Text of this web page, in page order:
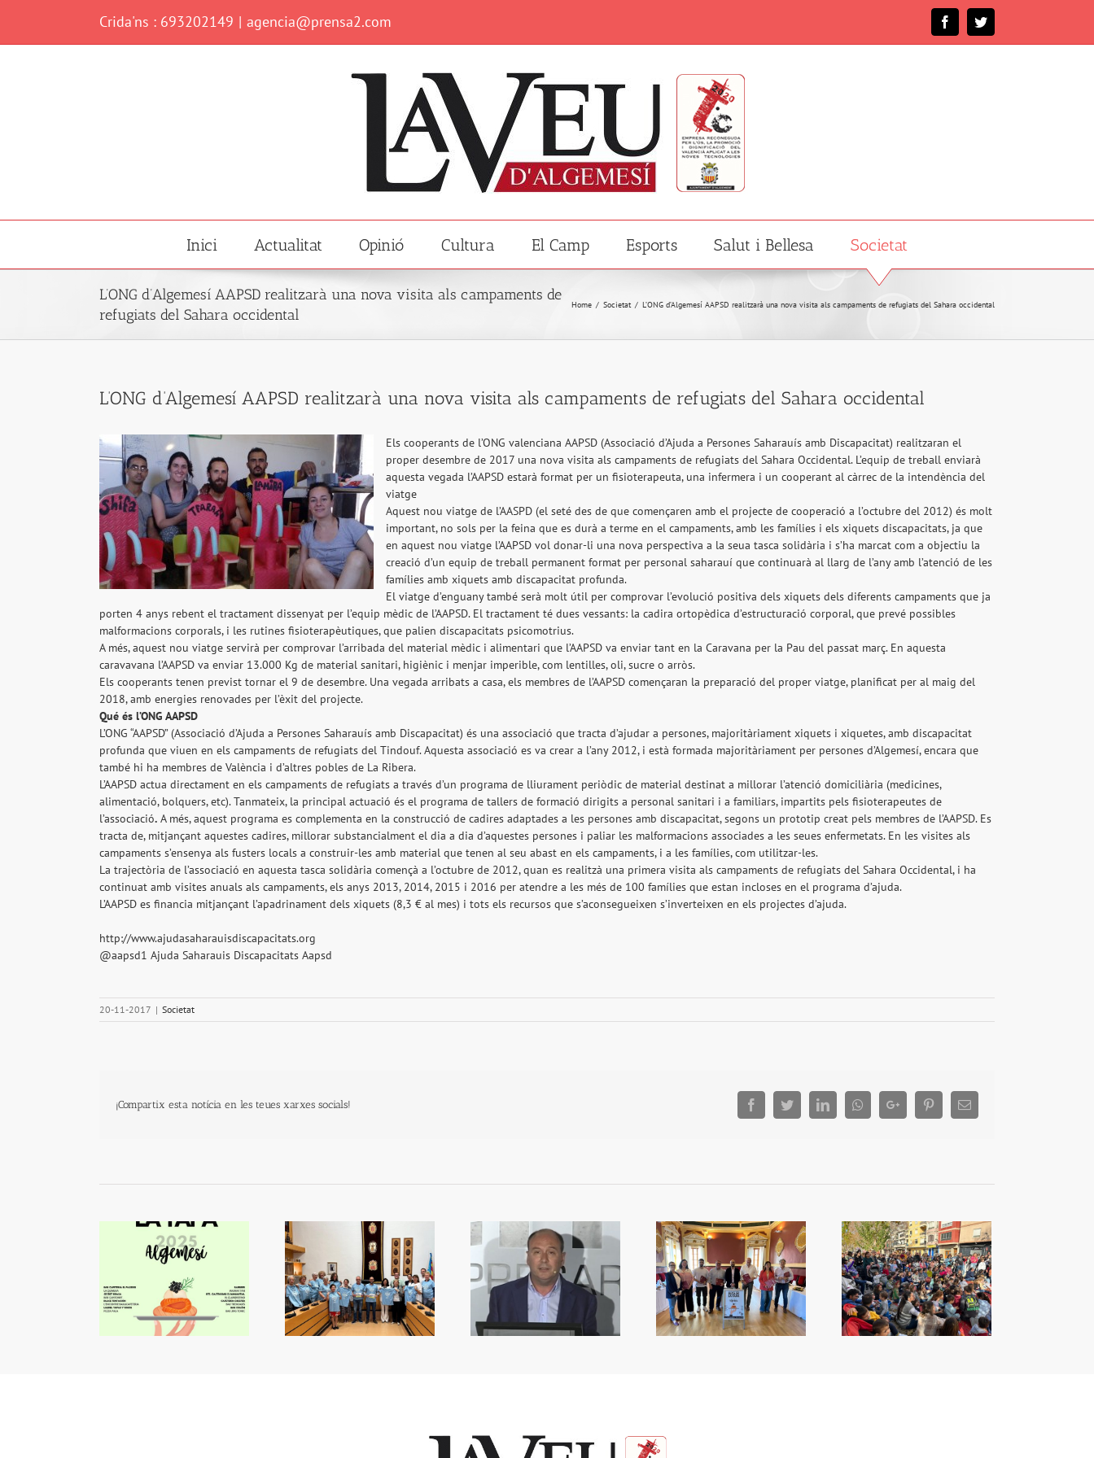
content
Crida'ns : 693202149 | agencia@prensa2.com FacebookTwitter
Inici Actualitat Opinió Cultura El Camp Esports Salut i Bellesa Societat
L’ONG d’Algemesí AAPSD realitzarà una nova visita als campaments de
refugiats del Sahara occidental
Home / Societat / L’ONG d’Algemesí AAPSD realitzarà una nova visita als campaments de refugiats del Sahara occidental
L’ONG d’Algemesí AAPSD realitzarà una nova visita als campaments de refugiats del Sahara occidental
Els cooperants de l’ONG valenciana AAPSD (Associació d’Ajuda a Persones Saharauís amb Discapacitat) realitzaran el
proper desembre de 2017 una nova visita als campaments de refugiats del Sahara Occidental. L’equip de treball enviarà
aquesta vegada l’AAPSD estarà format per un fisioterapeuta, una infermera i un cooperant al càrrec de la intendència del
viatge
Aquest nou viatge de l’AASPD (el seté des de que començaren amb el projecte de cooperació a l’octubre del 2012) és molt
important, no sols per la feina que es durà a terme en el campaments, amb les famílies i els xiquets discapacitats, ja que
en aquest nou viatge l’AAPSD vol donar-li una nova perspectiva a la seua tasca solidària i s’ha marcat com a objectiu la
creació d’un equip de treball permanent format per personal saharauí que continuarà al llarg de l’any amb l’atenció de les
famílies amb xiquets amb discapacitat profunda.
El viatge d’enguany també serà molt útil per comprovar l’evolució positiva dels xiquets dels diferents campaments que ja
porten 4 anys rebent el tractament dissenyat per l’equip mèdic de l’AAPSD. El tractament té dues vessants: la cadira ortopèdica d’estructuració corporal, que prevé possibles
malformacions corporals, i les rutines fisioterapèutiques, que palien discapacitats psicomotrius.
A més, aquest nou viatge servirà per comprovar l’arribada del material mèdic i alimentari que l’AAPSD va enviar tant en la Caravana per la Pau del passat març. En aquesta
caravavana l’AAPSD va enviar 13.000 Kg de material sanitari, higiènic i menjar imperible, com lentilles, oli, sucre o arròs.
Els cooperants tenen previst tornar el 9 de desembre. Una vegada arribats a casa, els membres de l’AAPSD començaran la preparació del proper viatge, planificat per al maig del
2018, amb energies renovades per l’èxit del projecte.
Qué és l’ONG AAPSD
L’ONG “AAPSD” (Associació d’Ajuda a Persones Saharauís amb Discapacitat) és una associació que tracta d’ajudar a persones, majoritàriament xiquets i xiquetes, amb discapacitat
profunda que viuen en els campaments de refugiats del Tindouf. Aquesta associació es va crear a l’any 2012, i està formada majoritàriament per persones d’Algemesí, encara que
també hi ha membres de València i d’altres pobles de La Ribera.
L’AAPSD actua directament en els campaments de refugiats a través d’un programa de lliurament periòdic de material destinat a millorar l’atenció domiciliària (medicines,
alimentació, bolquers, etc). Tanmateix, la principal actuació és el programa de tallers de formació dirigits a personal sanitari i a familiars, impartits pels fisioterapeutes de
l’associació. A més, aquest programa es complementa en la construcció de cadires adaptades a les persones amb discapacitat, segons un prototip creat pels membres de l’AAPSD. Es
tracta de, mitjançant aquestes cadires, millorar substancialment el dia a dia d’aquestes persones i paliar les malformacions associades a les seues enfermetats. En les visites als
campaments s’ensenya als fusters locals a construir-les amb material que tenen al seu abast en els campaments, i a les famílies, com utilitzar-les.
La trajectòria de l’associació en aquesta tasca solidària començà a l’octubre de 2012, quan es realitzà una primera visita als campaments de refugiats del Sahara Occidental, i ha
continuat amb visites anuals als campaments, els anys 2013, 2014, 2015 i 2016 per atendre a les més de 100 famílies que estan incloses en el programa d’ajuda.
L’AAPSD es financia mitjançant l’apadrinament dels xiquets (8,3 € al mes) i tots els recursos que s’aconsegueixen s’inverteixen en els projectes d’ajuda.
http://www.ajudasaharauisdiscapacitats.org
@aapsd1 Ajuda Saharauis Discapacitats Aapsd
20-11-2017 | Societat
¡Compartix esta notícia en les teues xarxes socials! FacebookTwitterLinkedInWhatsappGoogle+ PinterestEmail
Nova Volta a Peu Contra
el Càncer
En memoria de Andreu
Alberola
Premis de la Ruta de la
L’Espai Jove inicia les
seues activitats